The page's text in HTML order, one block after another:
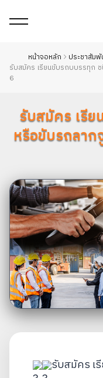
หน้าจอหลัก ประชาสัมพั
รับสมัคร เรียนขับรถบบรรทุก
6
รับสมัคร เรี
หรือขับรถลาก
รับสมัคร เ